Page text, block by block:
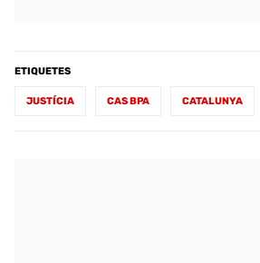
ETIQUETES
JUSTÍCIA CAS BPA CATALUNYA